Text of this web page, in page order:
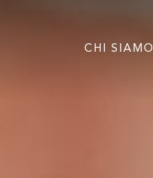
CHI SIAMO